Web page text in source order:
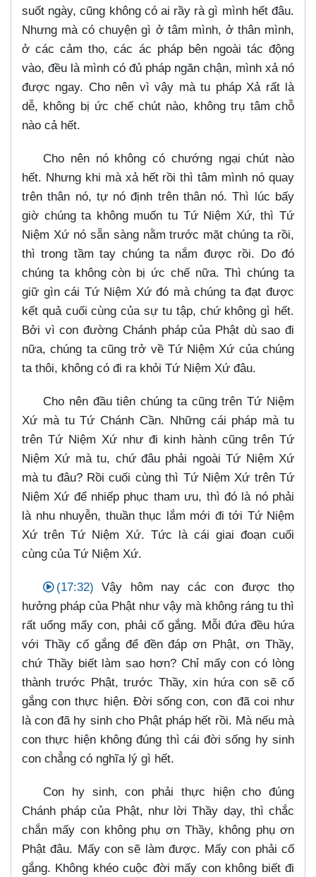
suốt ngày, cũng không có ai rầy rà gì mình hết đâu.
Nhưng mà có chuyện gì ở tâm mình, ở thân mình,
ở các cảm thọ, các ác pháp bên ngoài tác động
vào, đều là mình có đủ pháp ngăn chận, mình xả nó
được ngay. Cho nên vì vậy mà tu pháp Xả rất là
dễ, không bị ức chế chút nào, không trụ tâm chỗ
nào cả hết.
Cho nên nó không có chướng ngại chút nào
hết. Nhưng khi mà xả hết rồi thì tâm mình nó quay
trên thân nó, tự nó định trên thân nó. Thì lúc bấy
giờ chúng ta không muốn tu Tứ Niệm Xứ, thì Tứ
Niệm Xứ nó sẵn sàng nằm trước mặt chúng ta rồi,
thì trong tầm tay chúng ta nắm được rồi. Do đó
chúng ta không còn bị ức chế nữa. Thì chúng ta
giữ gìn cái Tứ Niệm Xứ đó mà chúng ta đạt được
kết quả cuối cùng của sự tu tập, chứ không gì hết.
Bởi vì con đường Chánh pháp của Phật dù sao đi
nữa, chúng ta cũng trở về Tứ Niệm Xứ của chúng
ta thôi, không có đi ra khỏi Tứ Niệm Xứ đâu.
Cho nên đầu tiên chúng ta cũng trên Tứ Niệm
Xứ mà tu Tứ Chánh Cần. Những cái pháp mà tu
trên Tứ Niệm Xứ như đi kinh hành cũng trên Tứ
Niệm Xứ mà tu, chứ đâu phải ngoài Tứ Niệm Xứ
mà tu đâu? Rồi cuối cùng thì Tứ Niệm Xứ trên Tứ
Niệm Xứ để nhiếp phục tham ưu, thì đó là nó phải
là nhu nhuyễn, thuần thục lắm mới đi tới Tứ Niệm
Xứ trên Tứ Niệm Xứ. Tức là cái giai đoạn cuối
cùng của Tứ Niệm Xứ.
(17:32) Vậy hôm nay các con được thọ
hưởng pháp của Phật như vậy mà không ráng tu thì
rất uổng mấy con, phải cố gắng. Mỗi đứa đều hứa
với Thầy cố gắng để đền đáp ơn Phật, ơn Thầy,
chứ Thầy biết làm sao hơn? Chỉ mấy con có lòng
thành trước Phật, trước Thầy, xin hứa con sẽ cố
gắng con thực hiện. Đời sống con, con đã coi như
là con đã hy sinh cho Phật pháp hết rồi. Mà nếu mà
con thực hiện không đúng thì cái đời sống hy sinh
con chẳng có nghĩa lý gì hết.
Con hy sinh, con phải thực hiện cho đúng
Chánh pháp của Phật, như lời Thầy dạy, thì chắc
chắn mấy con không phụ ơn Thầy, không phụ ơn
Phật đâu. Mấy con sẽ làm được. Mấy con phải cố
gắng. Không khéo cuộc đời mấy con không biết đi